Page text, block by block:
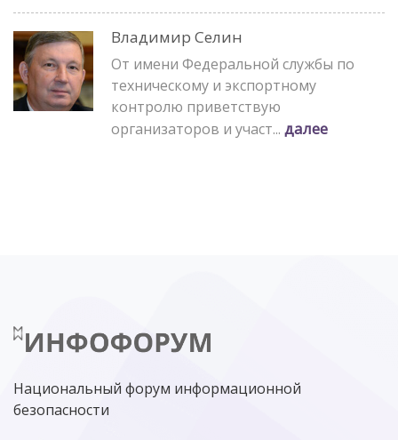
Владимир Селин
От имени Федеральной службы по
техническому и экспортному
контролю приветствую
организаторов и участ... далее
Национальный форум информационной
безопасности